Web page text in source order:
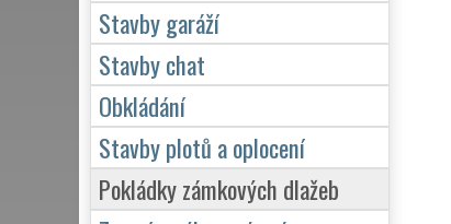
Stavby garáží
Stavby chat
Obkládání
Stavby plotů a oplocení
Pokládky zámkových dlažeb